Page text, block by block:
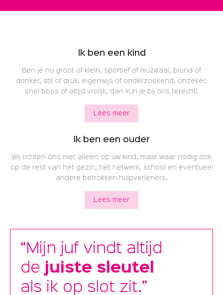
Ik ben een kind
Ben je nu groot of klein, sportief of muzikaal, blond of
donker, stil of druk, eigenwijs of onderzoekend, onzeker,
snel boos of altijd vrolijk, dan kun je bij ons terecht!
Lees meer
Ik ben een ouder
Wij richten ons niet alleen op uw kind, maar waar nodig ook
op de rest van het gezin, het netwerk, school en eventueel
andere betrokken hulpverleners.
Lees meer
“Mijn juf vindt altijd
de juiste sleutel
als ik op slot zit.”